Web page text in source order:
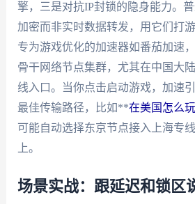
擎，三是对抗IP封锁的隐身能力。
加密而非实时数据转发，用它们打
专为游戏优化的加速器如番茄加速
骨干网络节点集群，尤其在中国大
线入口。当你点击启动游戏，加速
最佳传输路径，比如**在美国怎么
可能自动选择东京节点接入上海专
上。
场景实战：跟延迟和锁区